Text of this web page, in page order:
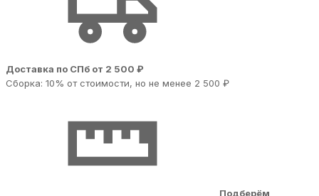
Доставка по СПб от 2 500 ₽
Сборка: 10% от стоимости, но не менее 2 500 ₽
Подберём